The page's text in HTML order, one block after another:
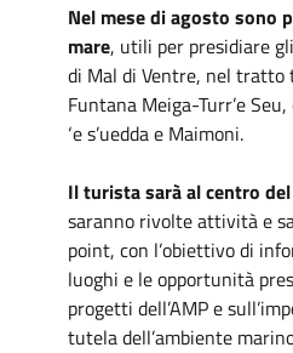
Nel mese di agosto sono
mare, utili per presidiare
di Mal di Ventre, nel tratto
Funtana Meiga-Turr’e
‘e s’uedda e Maimoni.
Il turista sarà al centro
saranno rivolte attività e
point, con l’obiettivo di
luoghi e le opportunità
progetti dell’AMP e
tutela dell’ambiente